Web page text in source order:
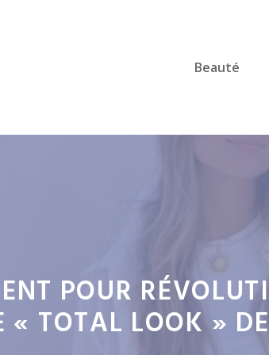
Beauté
POUR
« TOTAL LOOK »